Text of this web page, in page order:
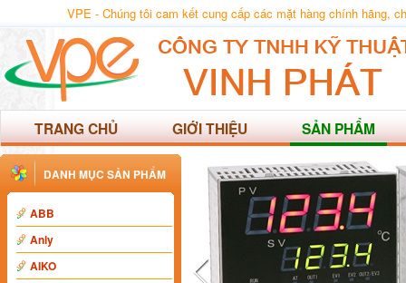
VPE - Chúng tôi cam kết cung cấp các mặt hàng chính hãng,
TRANG CHỦ GIỚI THIỆU SẢN PHẨM
DANH MỤC SẢN PHẨM
ABB
Anly
AIKO